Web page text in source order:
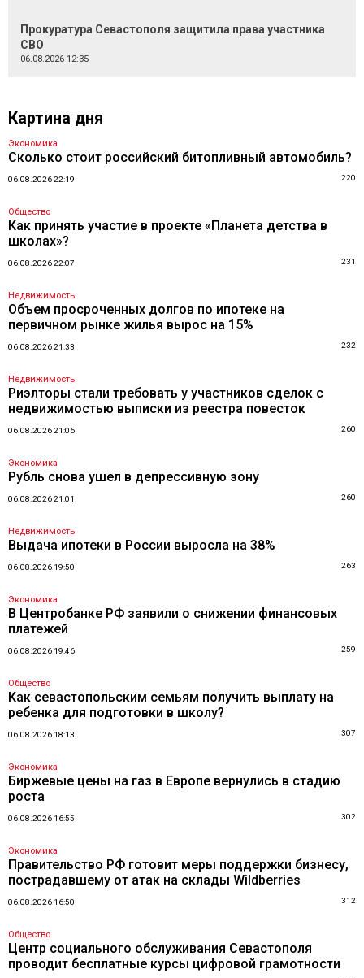
Прокуратура Севастополя защитила права участника
СВО
06.08.2026 12:35
Картина дня
Экономика
Сколько стоит российский битопливный автомобиль?
06.08.2026 22:19 220
Общество
Как принять участие в проекте «Планета детства в
школах»?
06.08.2026 22:07 231
Недвижимость
Объем просроченных долгов по ипотеке на
первичном рынке жилья вырос на 15%
06.08.2026 21:33 232
Недвижимость
Риэлторы стали требовать у участников сделок с
недвижимостью выписки из реестра повесток
06.08.2026 21:06 260
Экономика
Рубль снова ушел в депрессивную зону
06.08.2026 21:01 260
Недвижимость
Выдача ипотеки в России выросла на 38%
06.08.2026 19:50 263
Экономика
В Центробанке РФ заявили о снижении финансовых
платежей
06.08.2026 19:46 259
Общество
Как севастопольским семьям получить выплату на
ребенка для подготовки в школу?
06.08.2026 18:13 307
Экономика
Биржевые цены на газ в Европе вернулись в стадию
роста
06.08.2026 16:55 302
Экономика
Правительство РФ готовит меры поддержки бизнесу,
пострадавшему от атак на склады Wildberries
06.08.2026 16:50 312
Общество
Центр социального обслуживания Севастополя
проводит бесплатные курсы цифровой грамотности